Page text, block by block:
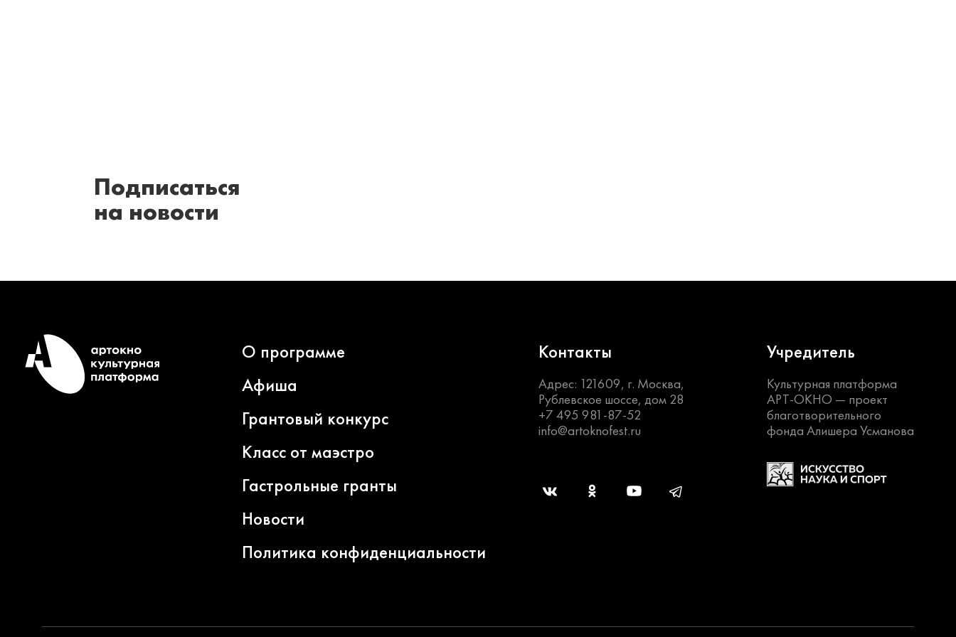
Подписаться
на новости
О программе
Афиша
Грантовый конкурс
Класс от маэстро
Гастрольные гранты
Новости
Политика конфиденциальности
Контакты
Адрес: 121609, г. Москва,
Рублевское шоссе, дом 28
+7 495 981-87-52
info@artoknofest.ru
Учредитель
Культурная платформа
АРТ-ОКНО — проект
благотворительного
фонда Алишера Усманова